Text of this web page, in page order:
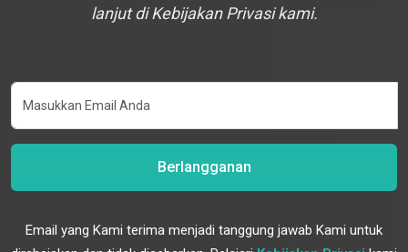
lanjut di Kebijakan Privasi kami.
Berlangganan
Email yang Kami terima menjadi tanggung jawab Kami untuk